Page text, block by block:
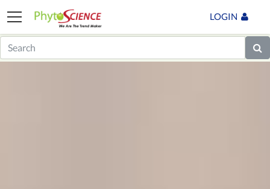
LOGIN